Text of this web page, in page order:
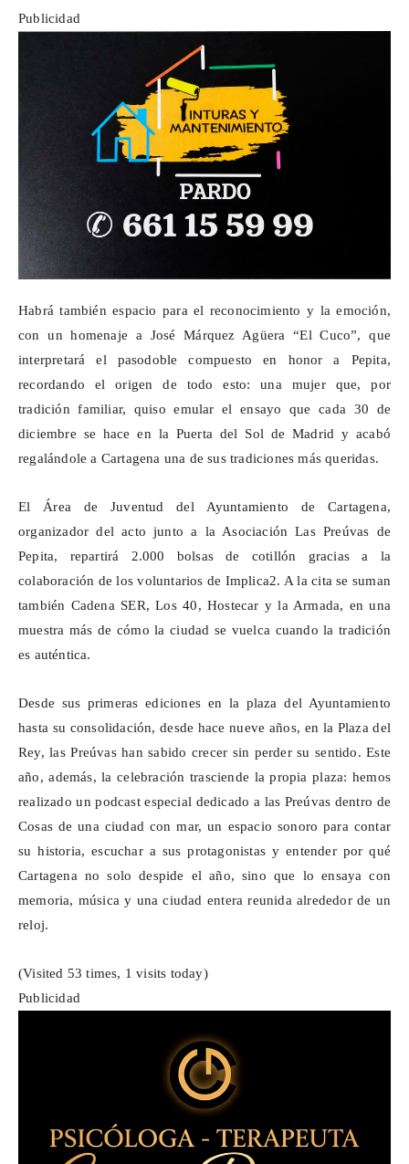
Publicidad
Habrá también espacio para el reconocimiento y la emoción,
con un homenaje a José Márquez Agüera “El Cuco”, que
interpretará el pasodoble compuesto en honor a Pepita,
recordando el origen de todo esto: una mujer que, por
tradición familiar, quiso emular el ensayo que cada 30 de
diciembre se hace en la Puerta del Sol de Madrid y acabó
regalándole a Cartagena una de sus tradiciones más queridas.
El Área de Juventud del Ayuntamiento de Cartagena,
organizador del acto junto a la Asociación LasPreúvas de
Pepita, repartirá 2.000 bolsas de cotillón gracias a la
colaboración de los voluntarios de Implica2. A la cita se suman
también Cadena SER, Los 40, Hostecar y la Armada, en una
muestra más de cómo la ciudad se vuelca cuando la tradición
es auténtica.
Desde sus primeras ediciones en la plaza del Ayuntamiento
hasta su consolidación, desde hace nueve años, en la Plaza del
Rey, lasPreúvashan sabido crecer sin perder su sentido. Este
año, además, la celebración trasciende la propia plaza: hemos
realizado un podcast especial dedicado a las Preúvas dentro de
Cosas de una ciudad con mar, un espacio sonoro para contar
su historia, escuchar a sus protagonistas y entender por qué
Cartagena no solo despide el año, sino que lo ensaya con
memoria, música y una ciudad entera reunida alrededor de un
reloj.
(Visited 53 times, 1 visits today)
Publicidad